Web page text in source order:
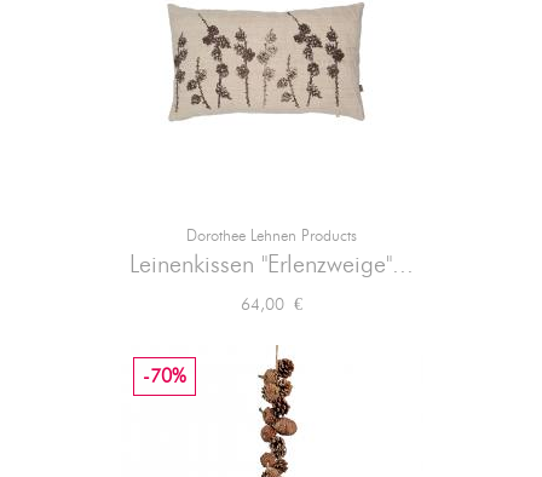
Dorothee Lehnen Products
Leinenkissen "Erlenzweige"...
Preis
64,00 €
-70%